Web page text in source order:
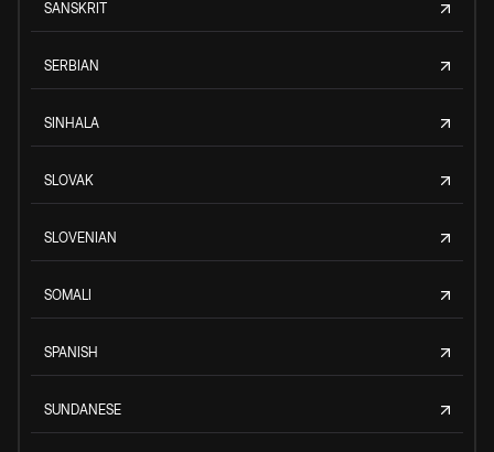
SANSKRIT
SERBIAN
SINHALA
SLOVAK
SLOVENIAN
SOMALI
SPANISH
SUNDANESE